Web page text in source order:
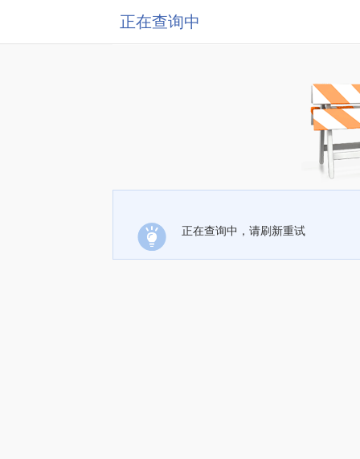
正在查询中
正在查询中，请刷新重试